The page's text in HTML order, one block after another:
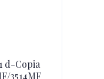
d-Copia
3514MF